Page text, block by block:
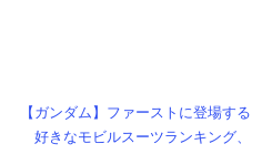
【ガンダム】ファーストに登場する
好きなモビルスーツランキング、